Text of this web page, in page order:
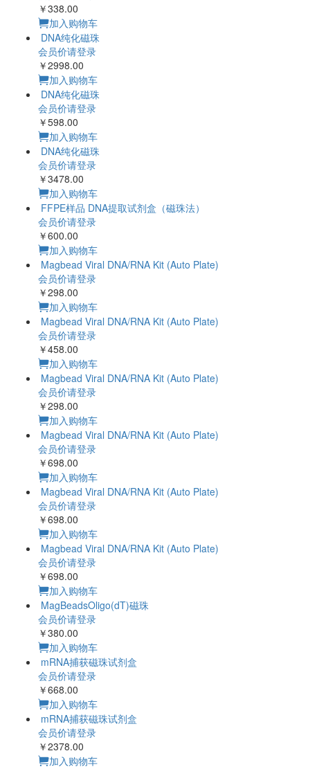
￥338.00
加入购物车
DNA纯化磁珠
会员价请登录
￥2998.00
加入购物车
DNA纯化磁珠
会员价请登录
￥598.00
加入购物车
DNA纯化磁珠
会员价请登录
￥3478.00
加入购物车
FFPE样品 DNA提取试剂盒（磁珠法）
会员价请登录
￥600.00
加入购物车
Magbead Viral DNA/RNA Kit (Auto Plate)
会员价请登录
￥298.00
加入购物车
Magbead Viral DNA/RNA Kit (Auto Plate)
会员价请登录
￥458.00
加入购物车
Magbead Viral DNA/RNA Kit (Auto Plate)
会员价请登录
￥298.00
加入购物车
Magbead Viral DNA/RNA Kit (Auto Plate)
会员价请登录
￥698.00
加入购物车
Magbead Viral DNA/RNA Kit (Auto Plate)
会员价请登录
￥698.00
加入购物车
Magbead Viral DNA/RNA Kit (Auto Plate)
会员价请登录
￥698.00
加入购物车
MagBeadsOligo(dT)磁珠
会员价请登录
￥380.00
加入购物车
mRNA捕获磁珠试剂盒
会员价请登录
￥668.00
加入购物车
mRNA捕获磁珠试剂盒
会员价请登录
￥2378.00
加入购物车